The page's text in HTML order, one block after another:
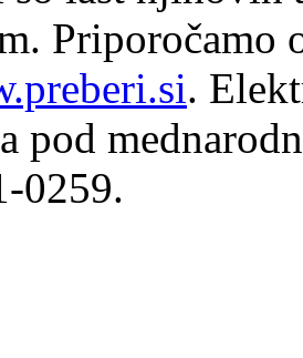
Priporočamo
.
pod
0259.